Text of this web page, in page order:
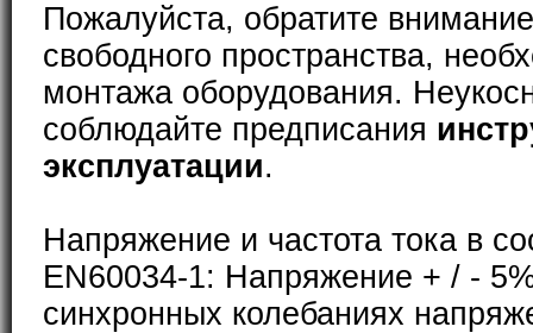
Пожалуйста, обратите
свободного пространства,
монтажа оборудования.
соблюдайте предписания
эксплуатации.
Напряжение и частота тока в
EN60034-1: Напряжение + / -
синхронных колебаниях